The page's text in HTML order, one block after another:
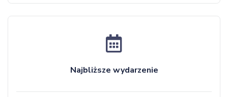
Najbliższe wydarzenie